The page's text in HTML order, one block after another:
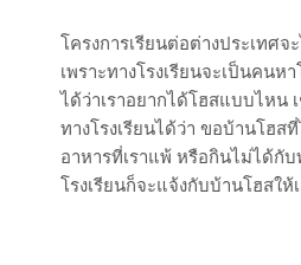
โครงการเรียนต่อต่างประเทศจ
เพราะทางโรงเรียนจะเป็นคนห
ได้ว่าเราอยากได้โฮสแบบไหน
ทางโรงเรียนได้ว่า ขอบ้านโฮส
อาหารที่เราแพ้ หรือกินไม่ได้กับ
โรงเรียนก็จะแจ้งกับบ้านโฮสให้